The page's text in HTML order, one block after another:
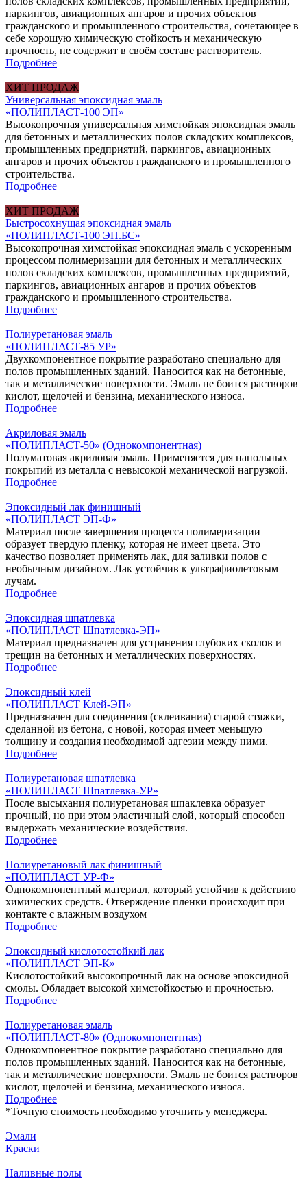
паркингов, авиационных ангаров и прочих объектов
гражданского и промышленного строительства, сочетающее в
себе хорошую химическую стойкость и механическую
прочность, не содержит в своём составе растворитель.
Подробнее
ХИТ ПРОДАЖ
Универсальная эпоксидная эмаль
«ПОЛИПЛАСТ-100 ЭП»
Высокопрочная универсальная химстойкая эпоксидная эмаль
для бетонных и металлических полов складских комплексов,
промышленных предприятий, паркингов, авиационных
ангаров и прочих объектов гражданского и промышленного
строительства.
Подробнее
ХИТ ПРОДАЖ
Быстросохнущая эпоксидная эмаль
«ПОЛИПЛАСТ-100 ЭП.БС»
Высокопрочная химстойкая эпоксидная эмаль с ускоренным
процессом полимеризации для бетонных и металлических
полов складских комплексов, промышленных предприятий,
паркингов, авиационных ангаров и прочих объектов
гражданского и промышленного строительства.
Подробнее
Полиуретановая эмаль
«ПОЛИПЛАСТ-85 УР»
Двухкомпонентное покрытие разработано специально для
полов промышленных зданий. Наносится как на бетонные,
так и металлические поверхности. Эмаль не боится растворов
кислот, щелочей и бензина, механического износа.
Подробнее
Акриловая эмаль
«ПОЛИПЛАСТ-50» (Однокомпонентная)
Полуматовая акриловая эмаль. Применяется для напольных
покрытий из металла с невысокой механической нагрузкой.
Подробнее
Эпоксидный лак финишный
«‎ПОЛИПЛАСТ ЭП-Ф»
Материал после завершения процесса полимеризации
образует твердую пленку, которая не имеет цвета. Это
качество позволяет применять лак, для заливки полов с
необычным дизайном. Лак устойчив к ультрафиолетовым
лучам.
Подробнее
Эпоксидная шпатлевка
«ПОЛИПЛАСТ Шпатлевка-ЭП‎»
Материал предназначен для устранения глубоких сколов и
трещин на бетонных и металлических поверхностях.
Подробнее
Эпоксидный клей
«‎ПОЛИПЛАСТ Клей-ЭП»
Предназначен для соединения (склеивания) старой стяжки,
сделанной из бетона, с новой, которая имеет меньшую
толщину и создания необходимой адгезии между ними.
Подробнее
Полиуретановая шпатлевка
«ПОЛИПЛАСТ Шпатлевка-УР‎»
После высыхания полиуретановая шпаклевка образует
прочный, но при этом эластичный слой, который способен
выдержать механические воздействия.
Подробнее
Полиуретановый лак финишный
«‎ПОЛИПЛАСТ УР-Ф»
Однокомпонентный материал, который устойчив к действию
химических средств. Отверждение пленки происходит при
контакте с влажным воздухом
Подробнее
Эпоксидный кислотостойкий лак
«ПОЛИПЛАСТ ЭП-К»
Кислотостойкий высокопрочный лак на основе эпоксидной
смолы. Обладает высокой химстойкостью и прочностью.
Подробнее
Полиуретановая эмаль
«ПОЛИПЛАСТ-80» (Однокомпонентная)
Однокомпонентное покрытие разработано специально для
полов промышленных зданий. Наносится как на бетонные,
так и металлические поверхности. Эмаль не боится растворов
кислот, щелочей и бензина, механического износа.
Подробнее
*Точную стоимость необходимо уточнить у менеджера.
Эмали
Краски
Наливные полы